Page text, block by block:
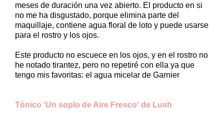
meses de duración una vez abierto. El producto en si
no me ha disgustado, porque elimina parte del
maquillaje, contiene agua floral de loto y puede usarse
para el rostro y los ojos.
Este producto no escuece en los ojos, y en el rostro no
he notado tirantez, pero no repetiré con ella ya que
tengo mis favoritas: el agua micelar de Garnier
Tónico 'Un soplo de Aire Fresco' de Lush